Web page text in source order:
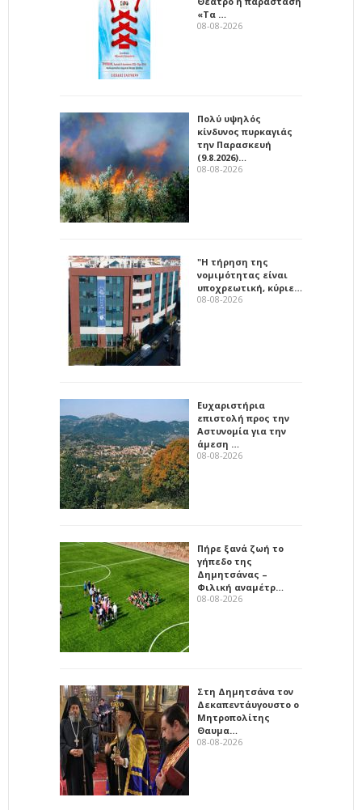
«Τα …
08-08-2026
Πολύ υψηλός
κίνδυνος πυρκαγιάς
την Παρασκευή
(9.8.2026)…
08-08-2026
"Η τήρηση της
νομιμότητας είναι
υποχρεωτική, κύριε…
08-08-2026
Ευχαριστήρια
επιστολή προς την
Αστυνομία για την
άμεση …
08-08-2026
Πήρε ξανά ζωή το
γήπεδο της
Δημητσάνας –
Φιλική αναμέτρ…
08-08-2026
Στη Δημητσάνα τον
Δεκαπεντάυγουστο ο
Μητροπολίτης
Θαυμα…
08-08-2026